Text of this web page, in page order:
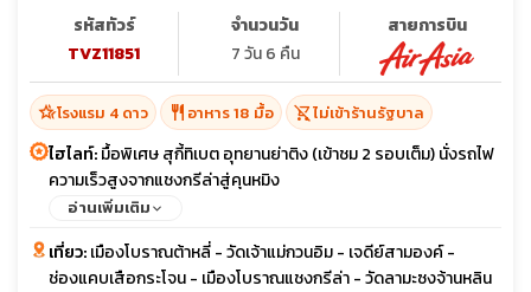
รหัสทัวร์
TVZ11851
จำนวนวัน
7 วัน 6 คืน
สายการบิน
hotel_classโรงแรม 4 ดาว restaurant อาหาร 18 มื้อ shopping_cart_offไม่เข้าร้านรัฐบาล
ไฮไลท์:มื้อพิเศษ สุกี้ทิเบต อุทยานย่าติง (เข้าชม 2 รอบเต็ม) นั่งรถไฟ
ความเร็วสูงจากแชงกรีล่าสู่คุนหมิง
อ่านเพิ่มเติม
เที่ยว:เมืองโบราณต้าหลี่ - วัดเจ้าแม่กวนอิม - เจดีย์สามองค์ -
ช่องแคบเสือกระโจน - เมืองโบราณแชงกรีล่า - วัดลามะซงจ้านหลิน